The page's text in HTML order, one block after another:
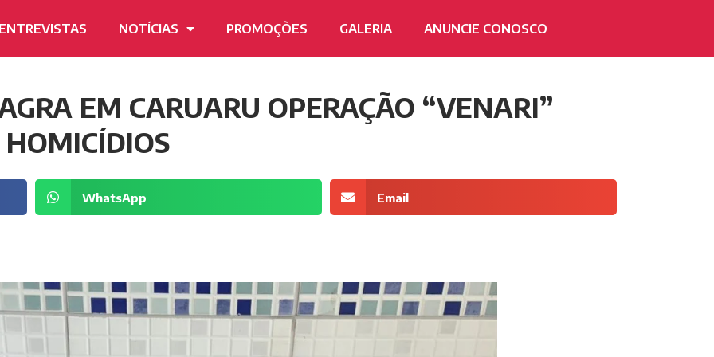
ENTREVISTAS NOTÍCIAS PROMOÇÕES GALERIA ANUNCIE CONOSCO
EM CARUARU OPERAÇÃO “VENARI”
WhatsApp Email